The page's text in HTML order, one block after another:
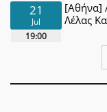
21
Jul
19:00
[Αθήνα]
Λέλας